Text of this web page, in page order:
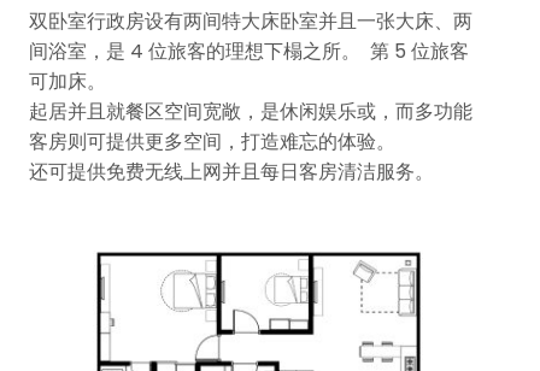
双卧室行政房设有两间特大床卧室并且一张大床、两
间浴室，是 4 位旅客的理想下榻之所。 第 5 位旅客
可加床。
起居并且就餐区空间宽敞，是休闲娱乐或，而多功能
客房则可提供更多空间，打造难忘的体验。
还可提供免费无线上网并且每日客房清洁服务。